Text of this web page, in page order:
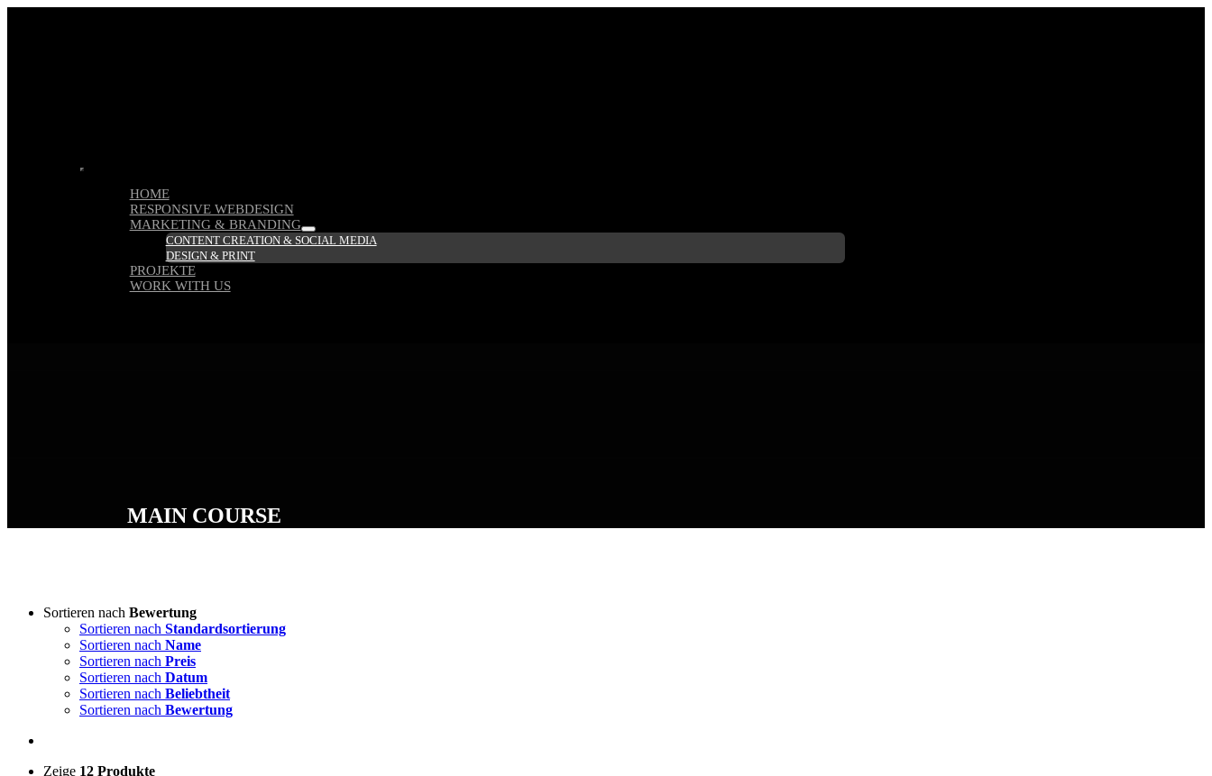
Toggle
Navigation
HOME
RESPONSIVE WEBDESIGN
MARKETING & BRANDING
CONTENT CREATION & SOCIAL MEDIA
DESIGN & PRINT
PROJEKTE
WORK WITH US
MAIN COURSE
Sortieren nach Bewertung
Sortieren nach Standardsortierung
Sortieren nach Name
Sortieren nach Preis
Sortieren nach Datum
Sortieren nach Beliebtheit
Sortieren nach Bewertung
Zeige 12 Produkte